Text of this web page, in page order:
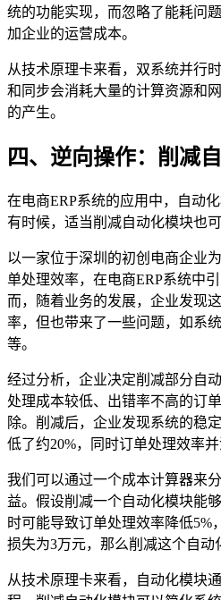
统的功能实现，而忽略了能耗问
加企业的运营成本。
从技术原理卡来看，双系统并行
和同步会消耗大量的计算资源和
的产生。
四、逆向操作：削减
在电商ERP系统的应用中，自动
有时候，适当削减自动化模块也
以一家位于深圳的初创电商企业
单处理效率，在电商ERP系统中
而，随着业务的发展，企业发现
率，但也带来了一些问题，如系
等。
经过分析，企业决定削减部分自
处理成本较低、出错率不高的订
除。削减后，企业发现系统的稳
低了约20%，同时订单处理效率并
我们可以通过一个成本计算器来
益。假设削减一个自动化模块能
时可能导致订单处理效率降低5%
损失为3万元，那么削减这个自动
从技术原理卡来看，自动化模块